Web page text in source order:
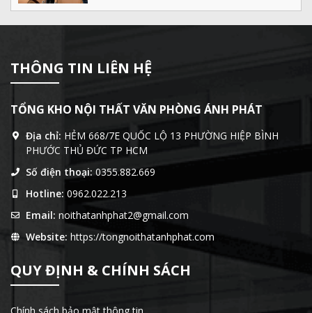
THÔNG TIN LIÊN HỆ
TỔNG KHO NỘI THẤT VĂN PHÒNG ÁNH PHÁT
Địa chỉ: HẺM 668/7E QUỐC LỘ 13 PHƯỜNG HIỆP BÌNH
PHƯỚC THỦ ĐỨC TP HCM
Số điện thoại: 0355.882.669
Hotline: 0962.022.213
Email: noithatanhphat2@gmail.com
Website: https://tongnoithatanhphat.com
QUY ĐỊNH & CHÍNH SÁCH